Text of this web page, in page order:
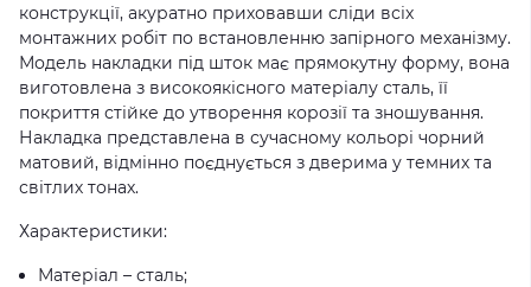
конструкції, акуратно приховавши сліди всіх
монтажних робіт по встановленню запірного механізму.
Модель накладки під шток має прямокутну форму, вона
виготовлена з високоякісного матеріалу сталь, її
покриття стійке до утворення корозії та зношування.
Накладка представлена в сучасному кольорі чорний
матовий, відмінно поєднується з дверима у темних та
світлих тонах.
Характеристики:
Матеріал – сталь;